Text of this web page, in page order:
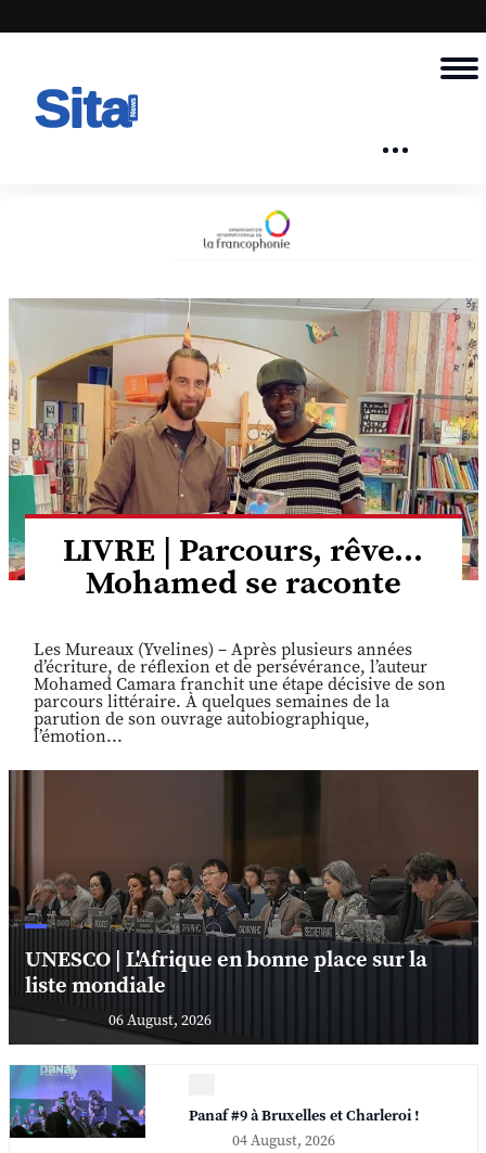
LIVRE | Parcours, rêve...
Mohamed se raconte
Les Mureaux (Yvelines) – Après plusieurs années
d’écriture, de réflexion et de persévérance, l’auteur
Mohamed Camara franchit une étape décisive de son
parcours littéraire. À quelques semaines de la
parution de son ouvrage autobiographique,
l’émotion...
UNESCO | L'Afrique en bonne place sur la
liste mondiale
06 August, 2026
Panaf #9 à Bruxelles et Charleroi !
04 August, 2026